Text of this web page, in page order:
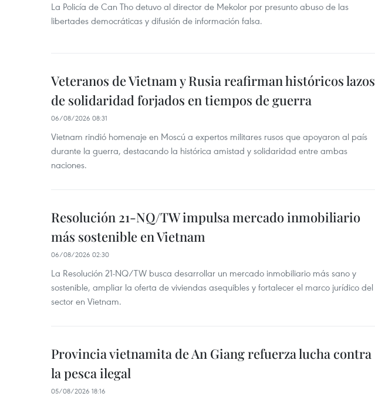
La Policía de Can Tho detuvo al director de Mekolor por presunto abuso de las
libertades democráticas y difusión de información falsa.
Veteranos de Vietnam y Rusia reafirman históricos lazos
de solidaridad forjados en tiempos de guerra
06/08/2026 08:31
Vietnam rindió homenaje en Moscú a expertos militares rusos que apoyaron al país
durante la guerra, destacando la histórica amistad y solidaridad entre ambas
naciones.
Resolución 21-NQ/TW impulsa mercado inmobiliario
más sostenible en Vietnam
06/08/2026 02:30
La Resolución 21-NQ/TW busca desarrollar un mercado inmobiliario más sano y
sostenible, ampliar la oferta de viviendas asequibles y fortalecer el marco jurídico del
sector en Vietnam.
Provincia vietnamita de An Giang refuerza lucha contra
la pesca ilegal
05/08/2026 18:16